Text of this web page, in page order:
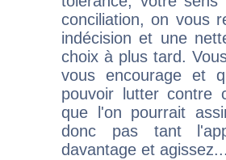
conciliation, on vous
indécision et une
choix à plus tard.
vous encourage et
pouvoir lutter contre
que l'on pourrait
donc pas tant
davantage et